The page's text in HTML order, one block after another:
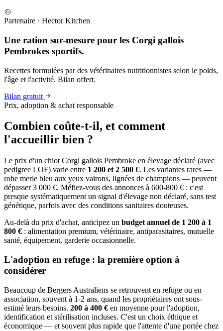
🍲
Partenaire · Hector Kitchen
Une ration sur-mesure pour les Corgi gallois
Pembrokes sportifs.
Recettes formulées par des vétérinaires nutritionnistes selon le poids,
l'âge et l'activité. Bilan offert.
Bilan gratuit
Prix, adoption & achat responsable
Combien coûte-t-il, et comment
l'accueillir bien ?
Le prix d'un chiot Corgi gallois Pembroke en élevage déclaré (avec
pedigree LOF) varie entre 1 200 et 2 500 €. Les variantes rares —
robe merle bleu aux yeux vairons, lignées de champions — peuvent
dépasser 3 000 €. Méfiez-vous des annonces à 600-800 € : c'est
presque systématiquement un signal d'élevage non déclaré, sans test
génétique, parfois avec des conditions sanitaires douteuses.
Au-delà du prix d'achat, anticipez un budget annuel de 1 200 à 1
800 € : alimentation premium, vétérinaire, antiparasitaires, mutuelle
santé, équipement, garderie occasionnelle.
L'adoption en refuge : la première option à
considérer
Beaucoup de Bergers Australiens se retrouvent en refuge ou en
association, souvent à 1-2 ans, quand les propriétaires ont sous-
estimé leurs besoins. 200 à 400 € en moyenne pour l'adoption,
identification et stérilisation incluses. C'est un choix éthique et
économique — et souvent plus rapide que l'attente d'une portée chez